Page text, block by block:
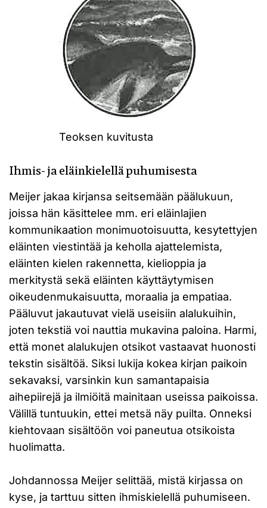
Teoksen kuvitusta
Ihmis- ja eläinkielellä puhumisesta
Meijer jakaa kirjansa seitsemään päälukuun,
joissa hän käsittelee mm. eri eläinlajien
kommunikaation monimuotoisuutta, kesytettyjen
eläinten viestintää ja keholla ajattelemista,
eläinten kielen rakennetta, kielioppia ja
merkitystä sekä eläinten käyttäytymisen
oikeudenmukaisuutta, moraalia ja empatiaa.
Pääluvut jakautuvat vielä useisiin alalukuihin,
joten tekstiä voi nauttia mukavina paloina. Harmi,
että monet alalukujen otsikot vastaavat huonosti
tekstin sisältöä. Siksi lukija kokea kirjan paikoin
sekavaksi, varsinkin kun samantapaisia
aihepiirejä ja ilmiöitä mainitaan useissa paikoissa.
Välillä tuntuukin, ettei metsä näy puilta. Onneksi
kiehtovaan sisältöön voi paneutua otsikoista
huolimatta.
Johdannossa Meijer selittää, mistä kirjassa on
kyse, ja tarttuu sitten ihmiskielellä puhumiseen.